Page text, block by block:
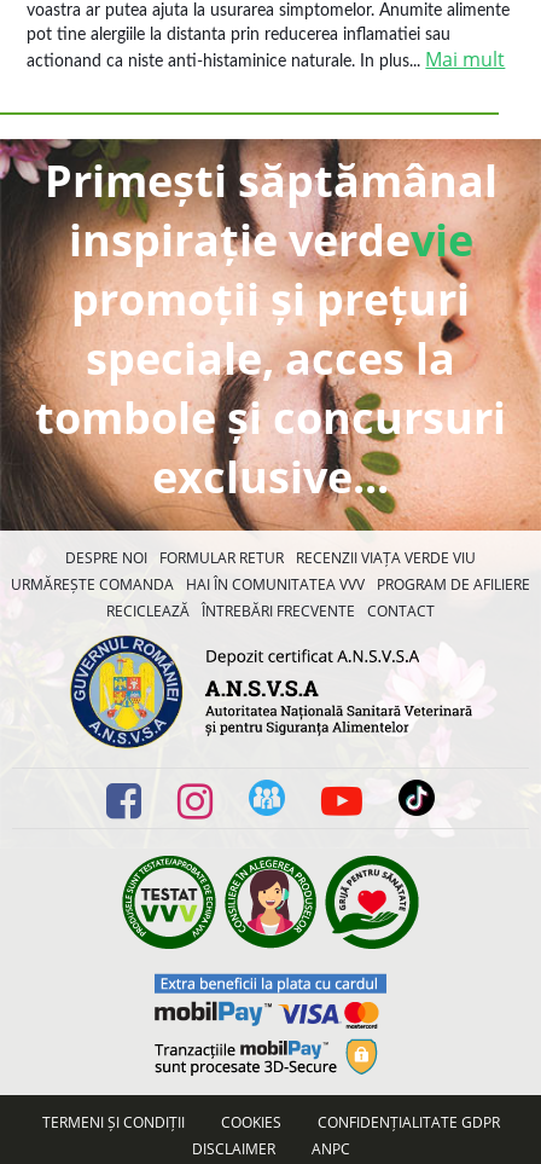
voastra ar putea ajuta la usurarea simptomelor. Anumite alimente
pot tine alergiile la distanta prin reducerea inflamatiei sau
actionand ca niste anti-histaminice naturale. In plus... Mai mult
Primești săptămânal
inspirație verdevie
promoții și prețuri
speciale, acces la
tombole și concursuri
exclusive...
DESPRE NOI FORMULAR RETUR
RECENZII VIAȚA VERDE VIU
URMĂREȘTE COMANDA
HAI ÎN COMUNITATEA VVV
PROGRAM DE AFILIERE
RECICLEAZĂ ÎNTREBĂRI FRECVENTE CONTACT
TERMENI ȘI CONDIȚII COOKIES
CONFIDENȚIALITATE GDPR
DISCLAIMER
ANPC